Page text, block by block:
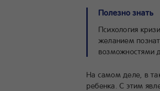
Полезно знать
Психология
желанием
возможностями
На самом деле, в
ребенка. С этим